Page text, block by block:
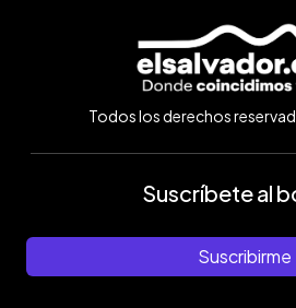
Todos los derechos
Suscríbete al
Suscribirme